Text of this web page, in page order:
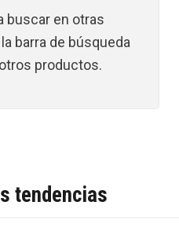
buscar en otras
barra de búsqueda
productos.
tendencias